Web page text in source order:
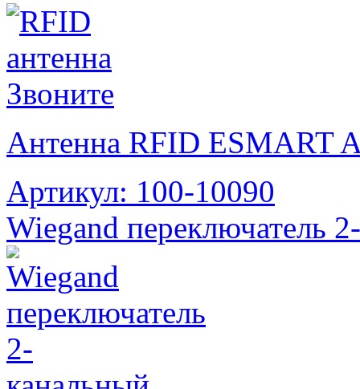
Звоните
Антенна RFID ESMART
Артикул: 100-10090
Wiegand переключатель